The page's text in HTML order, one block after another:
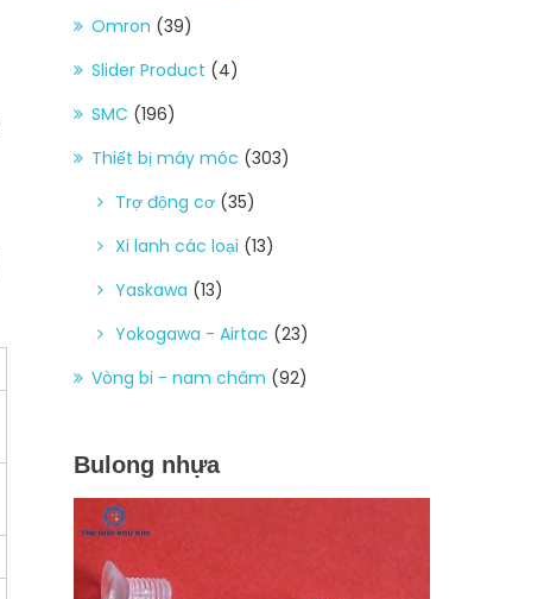
Omron (39)
Slider Product (4)
SMC (196)
Thiết bị máy móc (303)
Trợ động cơ (35)
Xi lanh các loại (13)
Yaskawa (13)
Yokogawa - Airtac (23)
Vòng bi - nam châm (92)
Bulong nhựa